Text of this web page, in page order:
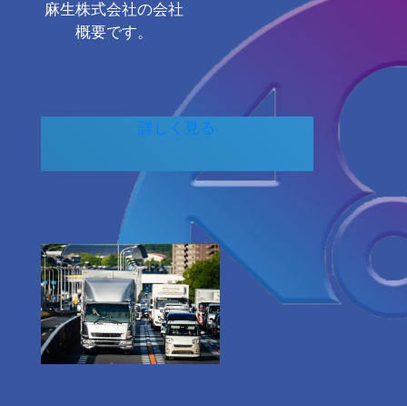
麻生株式会社の会社
概要です。
詳しく見る